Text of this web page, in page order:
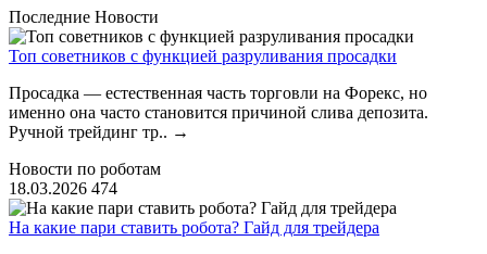
Последние Новости
Топ советников с функцией разруливания просадки
Просадка — естественная часть торговли на Форекс, но
именно она часто становится причиной слива депозита.
Ручной трейдинг тр.. →
Новости по роботам
18.03.2026 474
На какие пари ставить робота? Гайд для трейдера